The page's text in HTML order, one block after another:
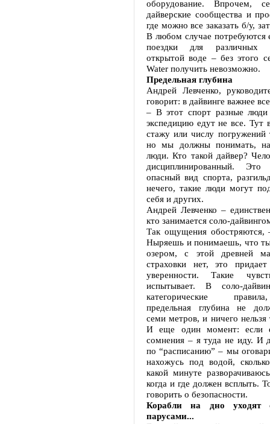
оборудование. Впрочем,
дайверские сообщества и
где можно все заказать б/у,
В любом случае потребуются
поездки для различных
открытой воде – без этого
Water получить невозможно.
Предельная глубина
Андрей Левченко,
говорит: в дайвинге важнее
– В этот спорт разные
экспедицию едут не все. Тут
стажу или числу погружений
но мы должны понимать,
люди. Кто такой дайвер?
дисциплинированный.
опасный вид спорта,
нечего, такие люди могут
себя и других.
Андрей Левченко –
кто занимается соло-
Так ощущения обостряются,
Ныряешь и понимаешь, что
озером, с этой древней
страховки нет, это
уверенности. Такие
испытывает. В соло-
категорические
предельная глубина не
семи метров, и ничего нельзя
И еще один момент: если
сомнения – я туда не иду. И
по “расписанию” – мы
нахожусь под водой,
какой минуте
когда и где должен всплыть.
говорить о безопасности.
Корабли на дно уходят
парусами...